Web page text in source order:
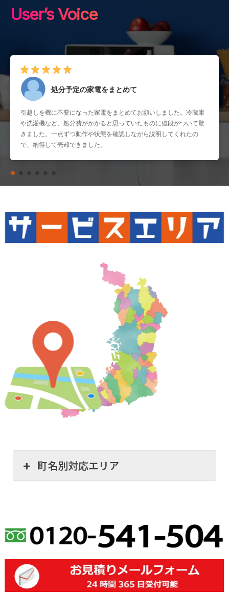
User’s Voice
処分予定の家電をまとめて
引越しを機に不要になった家電をまとめてお願いしました。冷蔵庫
や洗濯機など、処分費がかかると思っていたものに値段がついて驚
きました。一点ずつ動作や状態を確認しながら説明してくれたの
で、納得して売却できました。
町名別対応エリア